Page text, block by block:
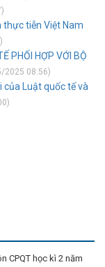
thực tiễn Việt Nam
PHỐI HỢP VỚI BỘ
2025 08:56)
Luật quốc tế và
CPQT học kì 2 năm